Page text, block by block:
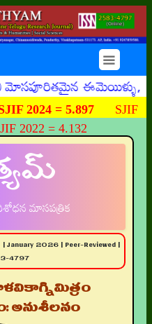
☰
ఈమెయిళ్ళు, ఊహించని
2024 = 5.897 SJIF
2022 = 4.132
మాసపత్రిక
January 2026 | Peer-Reviewed |
4797